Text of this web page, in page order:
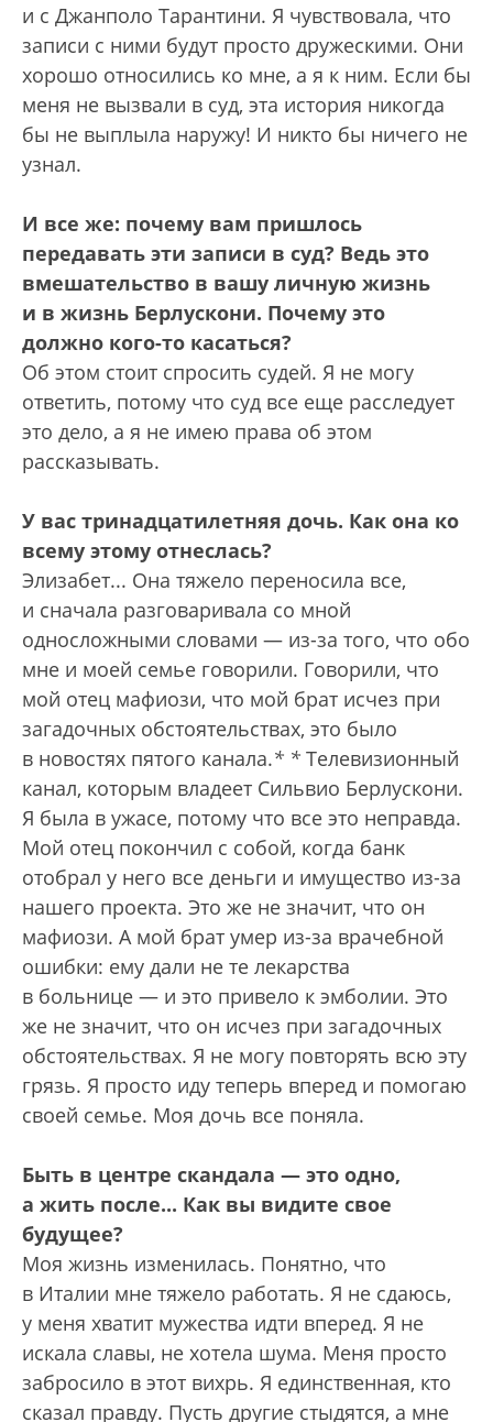
и с Джанполо Тарантини. Я чувствовала, что
записи с ними будут просто дружескими. Они
хорошо относились ко мне, а я к ним. Если бы
меня не вызвали в суд, эта история никогда
бы не выплыла наружу! И никто бы ничего не
узнал.
И все же: почему вам пришлось
передавать эти записи в суд? Ведь это
вмешательство в вашу личную жизнь
и в жизнь Берлускони. Почему это
должно кого-то касаться?
Об этом стоит спросить судей. Я не могу
ответить, потому что суд все еще расследует
это дело, а я не имею права об этом
рассказывать.
У вас тринадцатилетняя дочь. Как она ко
всему этому отнеслась?
Элизабет... Она тяжело переносила все,
и сначала разговаривала со мной
односложными словами — из-за того, что обо
мне и моей семье говорили. Говорили, что
мой отец мафиози, что мой брат исчез при
загадочных обстоятельствах, это было
в новостях пятого канала.* * Телевизионный
канал, которым владеет Сильвио Берлускони.
Я была в ужасе, потому что все это неправда.
Мой отец покончил с собой, когда банк
отобрал у него все деньги и имущество из-за
нашего проекта. Это же не значит, что он
мафиози. А мой брат умер из-за врачебной
ошибки: ему дали не те лекарства
в больнице — и это привело к эмболии. Это
же не значит, что он исчез при загадочных
обстоятельствах. Я не могу повторять всю эту
грязь. Я просто иду теперь вперед и помогаю
своей семье. Моя дочь все поняла.
Быть в центре скандала — это одно,
а жить после... Как вы видите свое
будущее?
Моя жизнь изменилась. Понятно, что
в Италии мне тяжело работать. Я не сдаюсь,
у меня хватит мужества идти вперед. Я не
искала славы, не хотела шума. Меня просто
забросило в этот вихрь. Я единственная, кто
сказал правду. Пусть другие стыдятся, а мне